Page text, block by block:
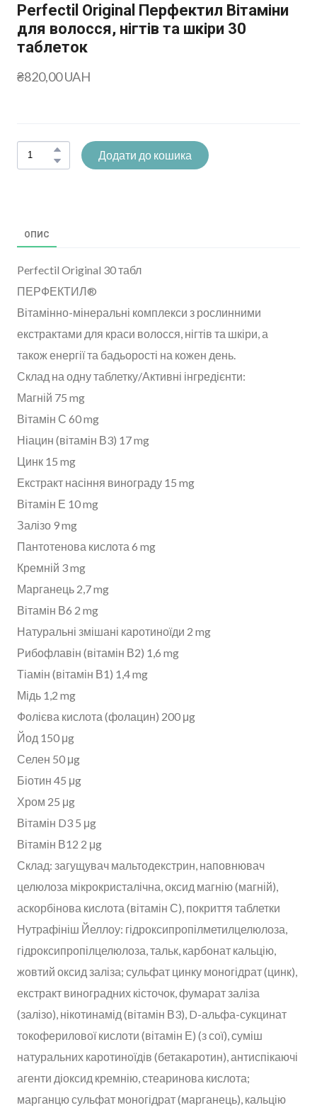
Perfectil Original Перфектил Вітаміни
для волосся, нігтів та шкіри 30
таблеток
₴820,00 UAH
Додати до кошика
ОПИС
Perfectil Original 30 табл
ПЕРФЕКТИЛ®
Вітамінно-мінеральні комплекси з рослинними
екстрактами для краси волосся, нігтів та шкіри, а
також енергії та бадьорості на кожен день.
Склад на одну таблетку/Активні інгредієнти:
Магній 75 mg
Вітамін С 60 mg
Ніацин (вітамін В3) 17 mg
Цинк 15 mg
Екстракт насіння винограду 15 mg
Вітамін Е 10 mg
Залізо 9 mg
Пантотенова кислота 6 mg
Кремній 3 mg
Марганець 2,7 mg
Вітамін В6 2 mg
Натуральні змішані каротиноїди 2 mg
Рибофлавін (вітамін В2) 1,6 mg
Тіамін (вітамін В1) 1,4 mg
Мідь 1,2 mg
Фолієва кислота (фолацин) 200 μg
Йод 150 μg
Селен 50 μg
Біотин 45 μg
Хром 25 μg
Вітамін D3 5 μg
Вітамін В12 2 μg
Склад: загущувач мальтодекстрин, наповнювач
целюлоза мікрокристалічна, оксид магнію (магній),
аскорбінова кислота (вітамін С), покриття таблетки
Нутрафініш Йеллоу: гідроксипропілметилцелюлоза,
гідроксипропілцелюлоза, тальк, карбонат кальцію,
жовтий оксид заліза; сульфат цинку моногідрат (цинк),
екстракт виноградних кісточок, фумарат заліза
(залізо), нікотинамід (вітамін В3), D-альфа-сукцинат
токоферилової кислоти (вітамін Е) (з сої), суміш
натуральних каротиноїдів (бетакаротин), антиспікаючі
агенти діоксид кремнію, стеаринова кислота;
марганцю сульфат моногідрат (марганець), кальцію